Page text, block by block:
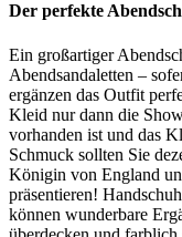
Der perfekte
Ein großartiger
Abendsandaletten –
ergänzen das Outfit
Kleid nur dann die
vorhanden ist und das
Schmuck sollten Sie
Königin von England
präsentieren!
können wunderbare